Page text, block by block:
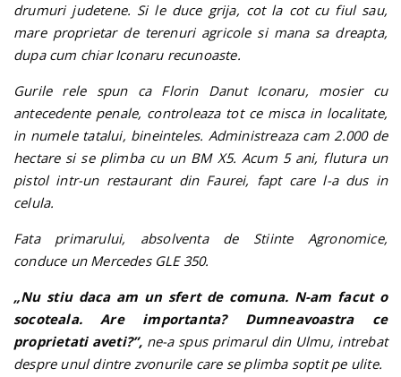
drumuri judetene. Si le duce grija, cot la cot cu fiul sau,
mare proprietar de terenuri agricole si mana sa dreapta,
dupa cum chiar Iconaru recunoaste.
Gurile rele spun ca Florin Danut Iconaru, mosier cu
antecedente penale, controleaza tot ce misca in localitate,
in numele tatalui, bineinteles. Administreaza cam 2.000 de
hectare si se plimba cu un BM X5. Acum 5 ani, flutura un
pistol intr-un restaurant din Faurei, fapt care l-a dus in
celula.
Fata primarului, absolventa de Stiinte Agronomice,
conduce un Mercedes GLE 350.
„Nu stiu daca am un sfert de comuna. N-am facut o
socoteala. Are importanta? Dumneavoastra ce
proprietati aveti?”, ne-a spus primarul din Ulmu, intrebat
despre unul dintre zvonurile care se plimba soptit pe ulite.